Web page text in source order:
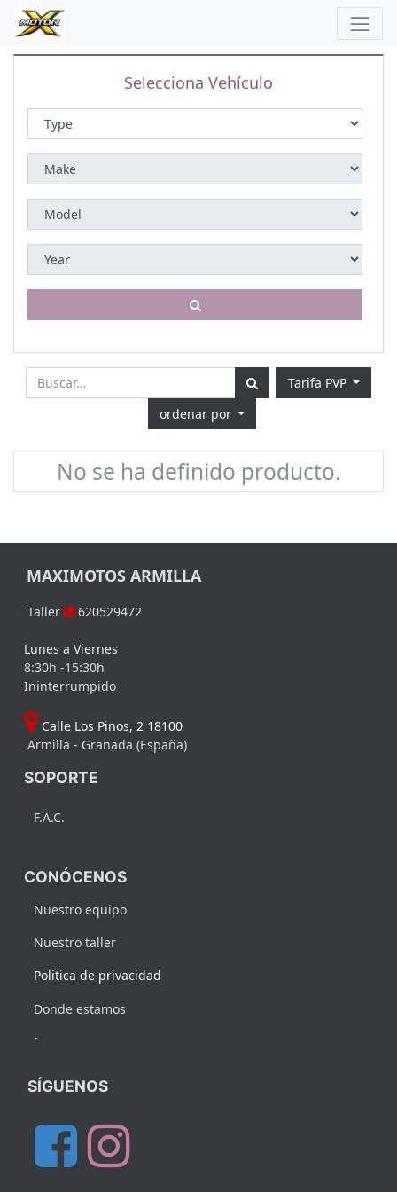
Selecciona Vehículo
Tarifa PVP
ordenar por
No se ha definido producto.
MAXIMOTOS ARMILLA
Taller 620529472
Lunes a Viernes
8:30h -15:30h
Ininterrumpido
Calle Los Pinos, 2 18100
Armilla - Granada (España)
SOPORTE
F.A.C.
CONÓCENOS
Nuestro equipo
Nuestro taller
Politica de privacidad
Donde estamos
.
SÍGUENOS